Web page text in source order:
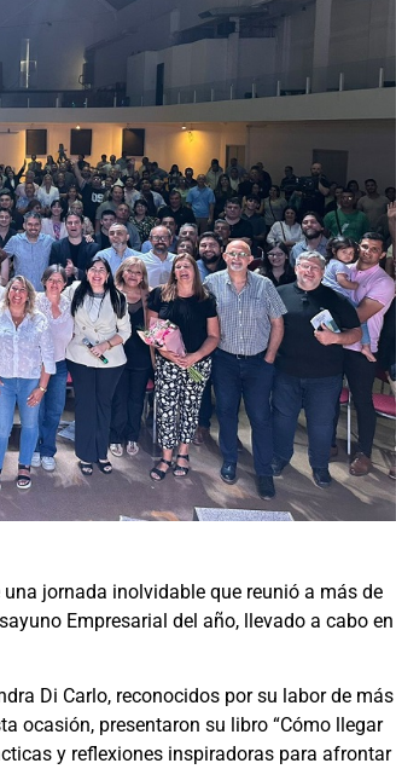
jornada inolvidable que reunió a más de
Empresarial del año, llevado a cabo en
Di Carlo, reconocidos por su labor de más
ocasión, presentaron su libro “Cómo llegar
y reflexiones inspiradoras para afrontar